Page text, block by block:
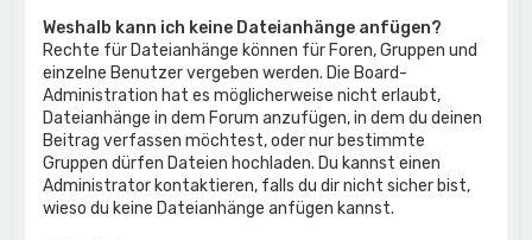
Weshalb kann ich keine Dateianhänge anfügen?
Rechte für Dateianhänge können für Foren, Gruppen und
einzelne Benutzer vergeben werden. Die Board-
Administration hat es möglicherweise nicht erlaubt,
Dateianhänge in dem Forum anzufügen, in dem du deinen
Beitrag verfassen möchtest, oder nur bestimmte
Gruppen dürfen Dateien hochladen. Du kannst einen
Administrator kontaktieren, falls du dir nicht sicher bist,
wieso du keine Dateianhänge anfügen kannst.